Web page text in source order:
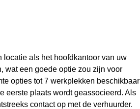
locatie als het hoofdkantoor van uw
wat een goede optie zou zijn voor
opties tot 7 werkplekken beschikbaar
eerste plaats wordt geassocieerd. Als
contact op met de verhuurder.